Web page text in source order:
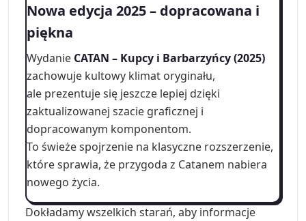
Nowa edycja 2025 – dopracowana i
piękna
Wydanie CATAN – Kupcy i Barbarzyńcy (2025)
zachowuje kultowy klimat oryginału,
ale prezentuje się jeszcze lepiej dzięki
zaktualizowanej szacie graficznej i
dopracowanym komponentom.
To świeże spojrzenie na klasyczne rozszerzenie,
które sprawia, że przygoda z Catanem nabiera
nowego życia.
Dokładamy wszelkich starań, aby informacje